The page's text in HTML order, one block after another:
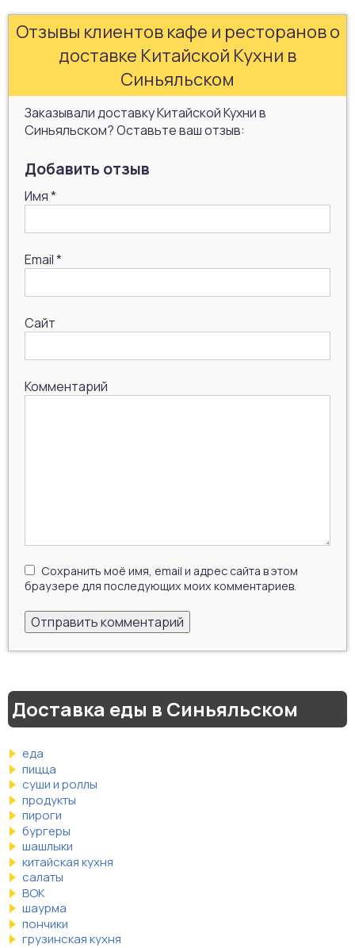
Отзывы клиентов кафе и ресторанов о
доставке Китайской Кухни в
Синьяльском
Заказывали доставку Китайской Кухни в
Синьяльском? Оставьте ваш отзыв:
Добавить отзыв
Имя*
Email*
Сайт
Комментарий
Сохранить моё имя, email и адрес сайта в этом
браузере для последующих моих комментариев.
Доставка еды в Синьяльском
еда
пицца
суши и роллы
продукты
пироги
бургеры
шашлыки
китайская кухня
салаты
ВОК
шаурма
пончики
грузинская кухня